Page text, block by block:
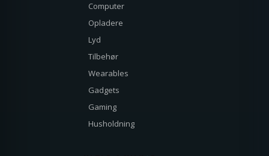
Computer
Opladere
Lyd
Tilbehør
Wearables
Gadgets
Gaming
Husholdning